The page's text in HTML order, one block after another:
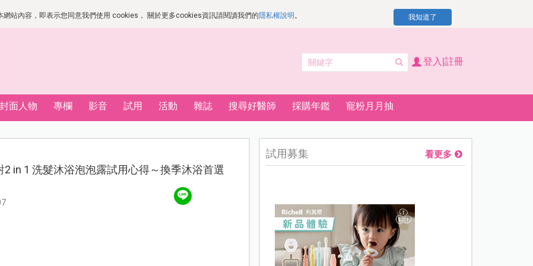
站內容，即表示您同意我們使用 cookies， 關於更多cookies資訊請閱讀我們的隱私權說明 。 我知道了
登入|註冊
封面人物 專欄 影音 試用 活動 雜誌 搜尋好醫師 採購年鑑 寵粉月月抽
2 in 1 洗髮沐浴泡泡露試用心得～換季沐浴首選
試用募集 看更多